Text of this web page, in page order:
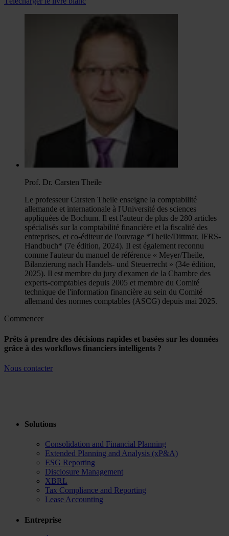
Prof. Dr. Carsten Theile
Le professeur Carsten Theile enseigne la comptabilité
allemande et internationale à l'Université des sciences
appliquées de Bochum. Il est l'auteur de plus de 280 articles
spécialisés sur la comptabilité financière et la fiscalité des
entreprises, et co-éditeur de l'ouvrage *Theile/Dittmar, IFRS-
Handbuch* (7e édition, 2024). Il est également reconnu
comme l'auteur du manuel de référence « Meyer/Theile,
Bilanzierung nach Handels- und Steuerrecht » (34e édition,
2025). Il est membre du jury d'examen de la Chambre des
experts-comptables depuis 2005 et membre du Comité
technique de l'information financière au sein du Comité
allemand des normes comptables (ASCG) depuis mai 2025.
Commencer
Prêts à prendre des décisions rapides et basées sur les données
grâce à des workflows financiers intelligents ?
Nous contacter
Solutions
Consolidation and Financial Planning
Extended Planning and Analysis (xP&A)
ESG Reporting
Disclosure Management
XBRL
Tax Compliance and Reporting
Lease Accounting
Entreprise